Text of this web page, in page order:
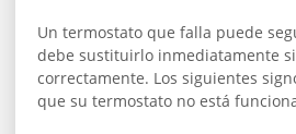
Un termostato que falla puede
debe sustituirlo inmediatamente
correctamente. Los siguientes
que su termostato no está